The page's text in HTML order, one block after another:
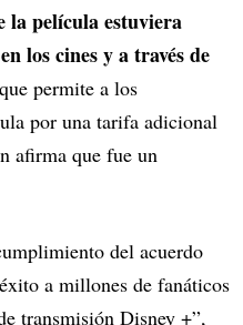
la película estuviera
los cines y a través de
permite a los
por una tarifa adicional
afirma que fue un
del acuerdo
a millones de fanáticos
transmisión Disney +”,